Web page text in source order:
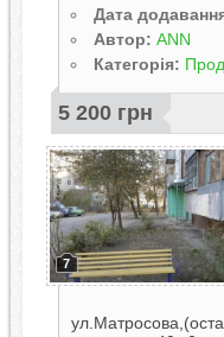
Дата
Автор: ANN
Категорія:
5 200 грн
7